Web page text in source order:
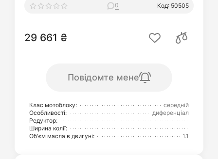
0 Код: 50505
29 661 ₴
Повідомте мене
Клас мотоблоку:
середній
Особливості:
диференціал
Редуктор:
Ширина колії:
Об'єм масла в двигуні:
1.1